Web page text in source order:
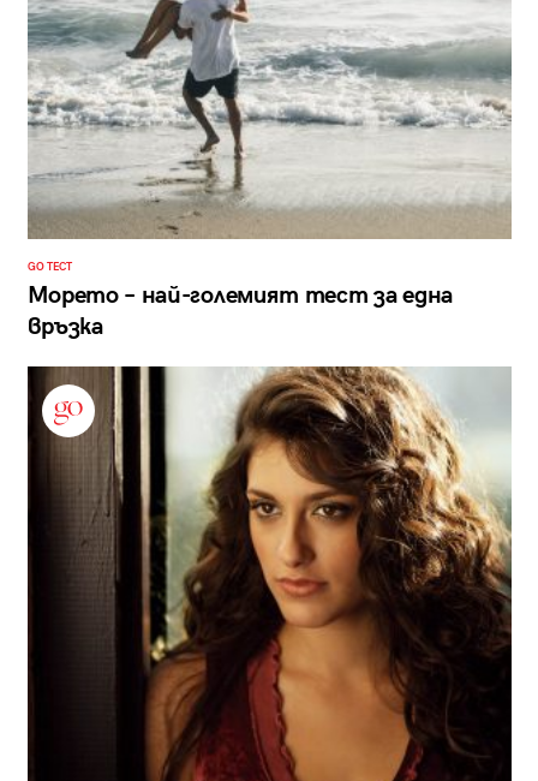
GO ТЕСТ
Морето – най-големият тест за една
връзка